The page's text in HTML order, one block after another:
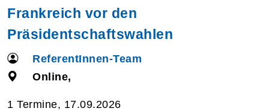
Frankreich vor den
Präsidentschaftswahlen
ReferentInnen-Team
Online,
1 Termine, 17.09.2026